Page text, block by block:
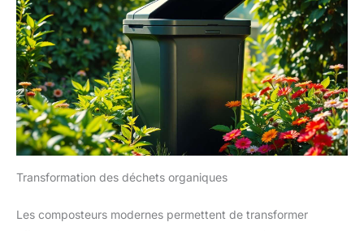
Transformation des déchets organiques
Les composteurs modernes permettent de transformer